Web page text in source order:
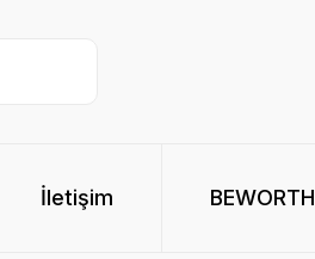
İletişim BEWORTH